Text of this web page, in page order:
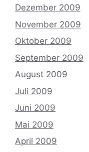
Dezember 2009
November 2009
Oktober 2009
September 2009
August 2009
Juli 2009
Juni 2009
Mai 2009
April 2009